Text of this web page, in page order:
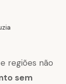
regiões não
sem